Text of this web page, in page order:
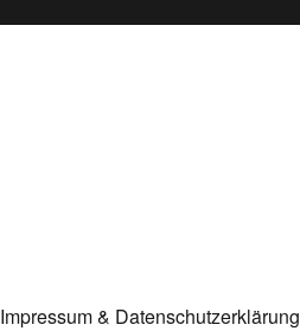
Impressum & Datenschutzerklärung